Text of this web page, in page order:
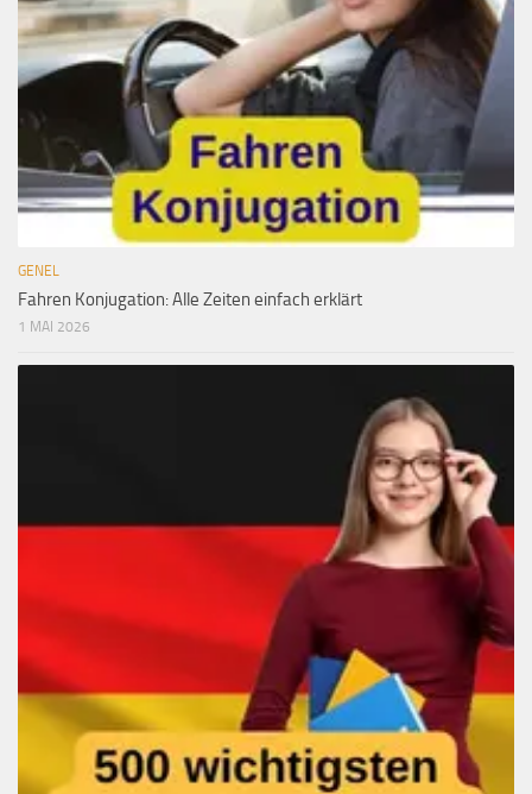
GENEL
Fahren Konjugation: Alle Zeiten einfach erklärt
1 MAI 2026